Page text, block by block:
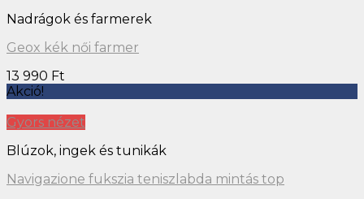
Nadrágok és farmerek
Geox kék női farmer
13 990 Ft
Akció!
Gyors nézet
Blúzok, ingek és tunikák
Navigazione fukszia teniszlabda mintás top